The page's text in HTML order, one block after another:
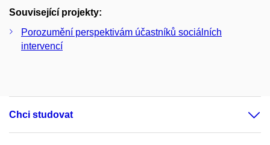
Související projekty:
Porozumění perspektivám účastníků sociálních
intervencí
Chci studovat